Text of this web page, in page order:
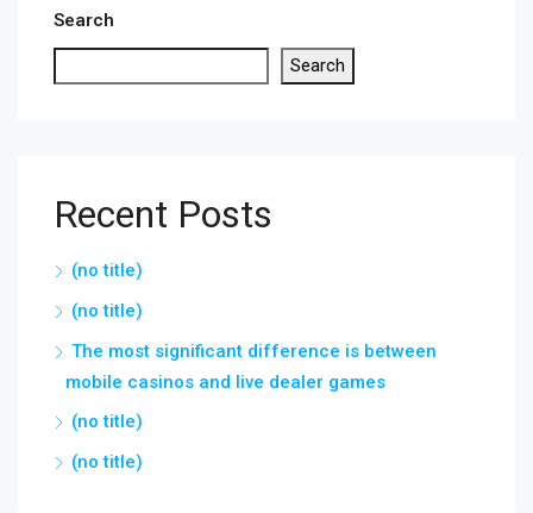
Search
Search
Recent Posts
(no title)
(no title)
The most significant difference is between
mobile casinos and live dealer games
(no title)
(no title)